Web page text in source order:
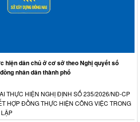
hiện dân chủ ở cơ sở theo Nghị quyết số
nhân dân thành phố
THỰC HIỆN NGHỊ ĐỊNH SỐ 235/2026/NĐ-CP
HỢP ĐỒNG THỰC HIỆN CÔNG VIỆC TRONG